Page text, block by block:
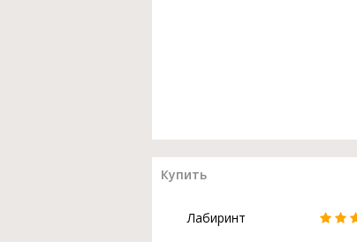
Купить
Лабиринт